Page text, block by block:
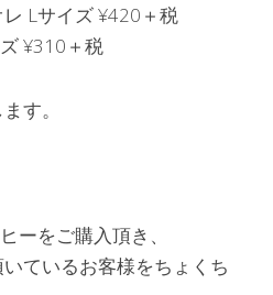
Lサイズ ¥420＋税
¥310＋税
す。
ーをご購入頂き、
ているお客様をちょくち